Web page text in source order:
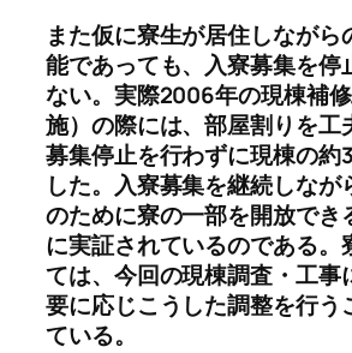
また仮に寮生が居住しながら
能であっても、入寮募集を停
ない。実際2006年の現棟補
施）の際には、部屋割りを工
募集停止を行わずに現棟の約
した。入寮募集を継続しなが
のために寮の一部を開放でき
に実証されているのである。
ては、今回の現棟調査・工事
要に応じこうした調整を行う
ている。